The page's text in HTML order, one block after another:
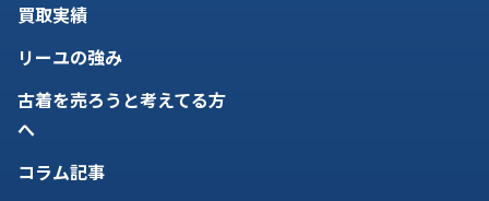
買取実績
リーユの強み
古着を売ろうと考えてる方
へ
コラム記事